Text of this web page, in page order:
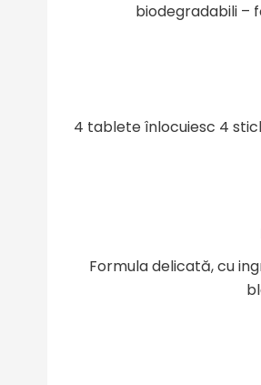
biodegradabili –
4 tablete înlocuiesc 4
Formula delicată, cu